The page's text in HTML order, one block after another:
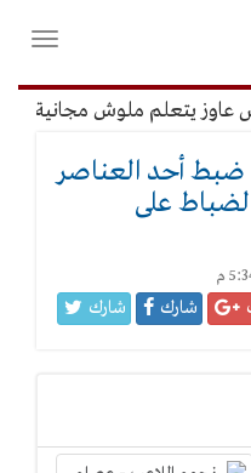
فتح
يتعلم ملوش مجانية"
ضبط أحد العناصر
على
شارك شارك